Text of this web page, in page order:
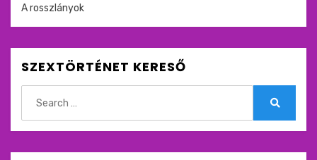
A rosszlányok
SZEXTÖRTÉNET KERESŐ
for: